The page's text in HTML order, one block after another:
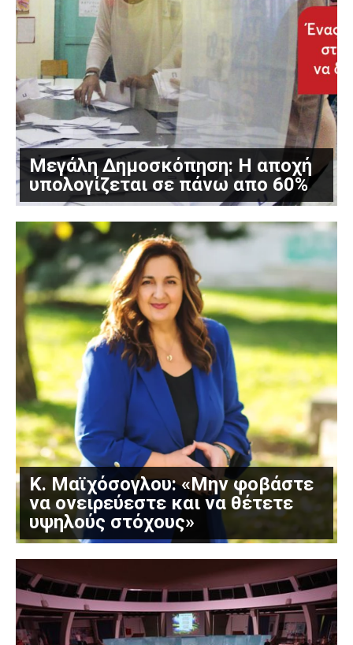
Μεγάλη Δημοσκόπηση: Η αποχή
υπολογίζεται σε πάνω απο 60%
Κ. Μαϊχόσογλου: «Μην φοβάστε
να ονειρεύεστε και να θέτετε
υψηλούς στόχους»